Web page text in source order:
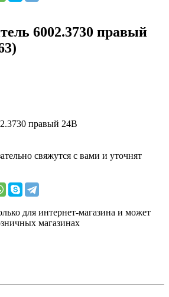
6002.3730 правый
правый 24В
свяжутся с вами и уточнят
для интернет-магазина и может
магазинах